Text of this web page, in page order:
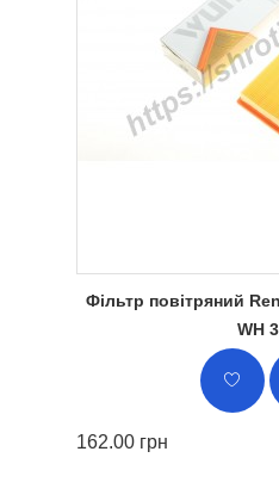
Фільтр повітряний
WH
162.00 грн